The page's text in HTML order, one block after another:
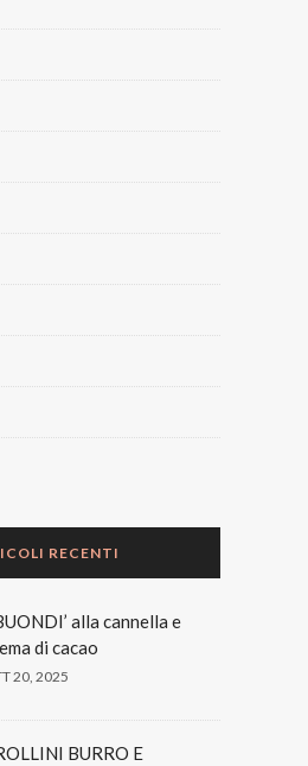
RECENTI
alla cannella e
di cacao
20, 2025
BURRO E